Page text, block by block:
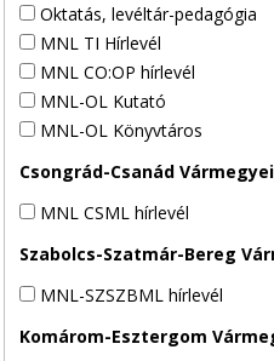
Oktatás, levéltár-pedagógia
MNL TI Hírlevél
MNL CO:OP hírlevél
MNL-OL Kutató
MNL-OL Könyvtáros
Csongrád-Csanád
MNL CSML hírlevél
Szabolcs-Szatmár-Bereg
MNL-SZSZBML hírlevél
Komárom-Esztergom